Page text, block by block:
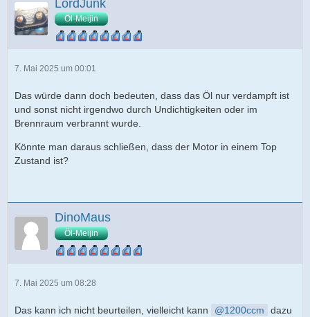
LordJunk
Öl-Meijin
7. Mai 2025 um 00:01
Das würde dann doch bedeuten, dass das Öl nur verdampft ist
und sonst nicht irgendwo durch Undichtigkeiten oder im
Brennraum verbrannt wurde.
Könnte man daraus schließen, dass der Motor in einem Top
Zustand ist?
DinoMaus
Öl-Meijin
7. Mai 2025 um 08:28
Das kann ich nicht beurteilen, vielleicht kann 1200ccm
dazu